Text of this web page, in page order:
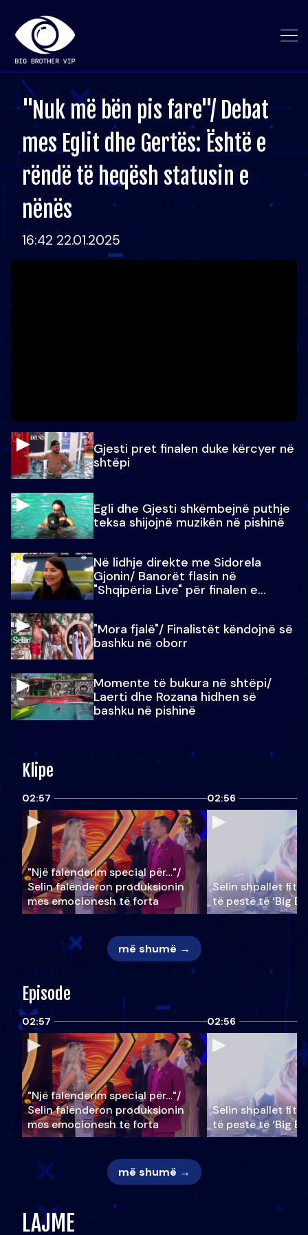
"Nuk më bën pis fare"/ Debat
mes Eglit dhe Gertës: Është e
rëndë të heqësh statusin e
nënës
16:42 22.01.2025
Gjesti pret finalen duke kërcyer në
shtëpi
Egli dhe Gjesti shkëmbejnë puthje
teksa shijojnë muzikën në pishinë
Në lidhje direkte me Sidorela
Gjonin/ Banorët flasin në
"Shqipëria Live" për finalen e
"Mora fjalë"/ Finalistët këndojnë së
bashku në oborr
Momente të bukura në shtëpi/
Laerti dhe Rozana hidhen së
bashku në pishinë
Klipe
02:57
"Një falenderim special për…"/
Selin falënderon produksionin
mes emocionesh të forta
02:56
Selin shpallet
të pestë të ‘Big
më shumë →
Episode
02:57
"Një falenderim special për…"/
Selin falënderon produksionin
mes emocionesh të forta
02:56
Selin shpallet
të pestë të ‘Big
më shumë →
LAJME